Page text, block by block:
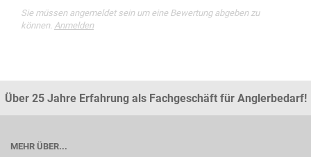
Sie müssen angemeldet sein um eine Bewertung abgeben zu
können. Anmelden
Über 25 Jahre Erfahrung als Fachgeschäft für Anglerbedarf!
MEHR ÜBER...